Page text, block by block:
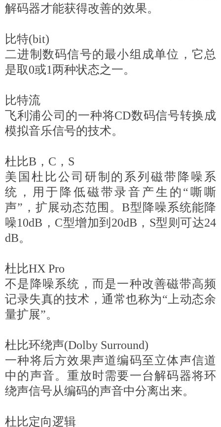
解码器才能获得改善的效果。
比特(bit)
二进制数码信号的最小组成单位，它总
是取0或1两种状态之一。
比特流
飞利浦公司的一种将CD数码信号转换成
模拟音乐信号的技术。
杜比B，C，S
美国杜比公司研制的系列磁带降噪系
统，用于降低磁带录音产生的“嘶嘶
声”，扩展动态范围。B型降噪系统能降
噪10dB，C型增加到20dB，S型则可达24
dB。
杜比HX Pro
不是降噪系统，而是一种改善磁带高频
记录失真的技术，通常也称为“上动态余
量扩展”。
杜比环绕声(Dolby Surround)
一种将后方效果声道编码至立体声信道
中的声音。重放时需要一台解码器将环
绕声信号从编码的声音中分离出来。
杜比定向逻辑